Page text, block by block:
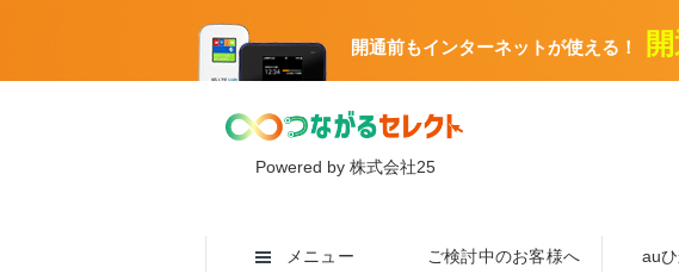
開通前もインターネットが使える！
Powered by 株式会社25
メニュー ご検討中のお客様へ au